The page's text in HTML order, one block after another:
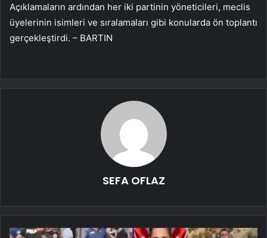
Açıklamaların ardından her iki partinin yöneticileri, meclis
üyelerinin isimleri ve sıralamaları gibi konularda ön toplantı
gerçekleştirdi. – BARTIN
SEFA OFLAZ